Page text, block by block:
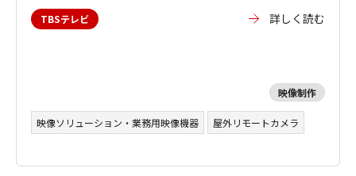
TBSテレビ 詳しく読む
映像制作
映像ソリューション・業務用映像機器 屋外リモートカメラ